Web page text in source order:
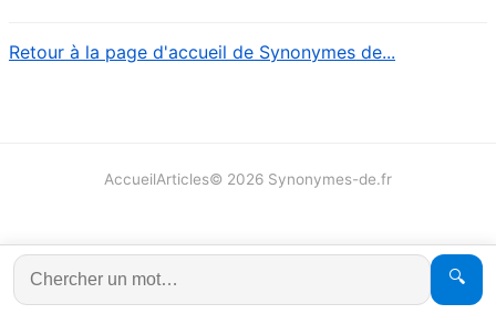
Retour à la page d'accueil de Synonymes de...
🔍
AccueilArticles© 2026 Synonymes-de.fr